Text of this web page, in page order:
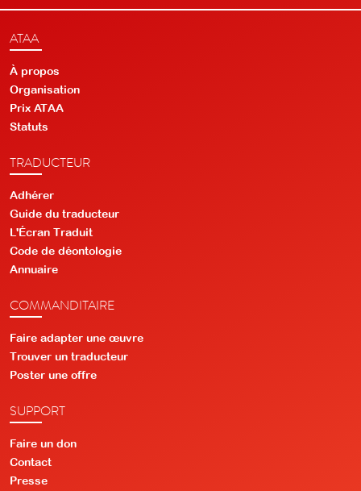
ATAA
À propos
Organisation
Prix ATAA
Statuts
TRADUCTEUR
Adhérer
Guide du traducteur
L'Écran Traduit
Code de déontologie
Annuaire
COMMANDITAIRE
Faire adapter une œuvre
Trouver un traducteur
Poster une offre
SUPPORT
Faire un don
Contact
Presse